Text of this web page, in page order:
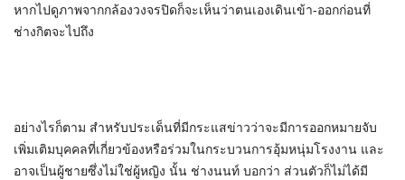
หากไปดูภาพจากกล้องวงจรปิดก็จะเห็นว่าตนเองเดินเข้า-ออกก่อนที่
ช่างกิตจะไปถึง
อย่างไรก็ตาม สำหรับประเด็นที่มีกระแสข่าวว่าจะมีการออกหมายจับ
เพิ่มเติมบุคคลที่เกี่ยวข้องหรือร่วมในกระบวนการอุ้มหนุ่มโรงงาน และ
อาจเป็นผู้ชายซึ่งไม่ใช่ผู้หญิง นั้น ช่างนนท์ บอกว่า ส่วนตัวก็ไม่ได้มี